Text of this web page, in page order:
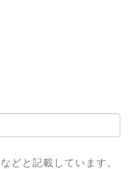
どと記載しています。